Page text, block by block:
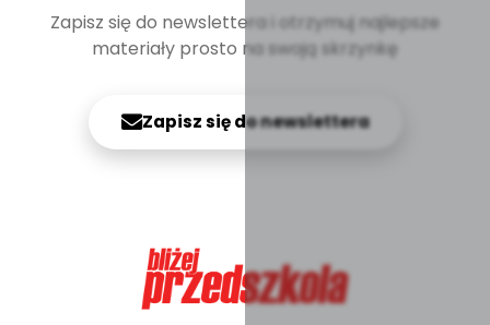
Zapisz się do newslettera i otrzymuj najlepsze
materiały prosto na swoją skrzynkę
Zapisz się do newslettera